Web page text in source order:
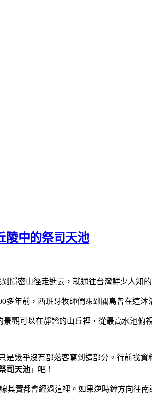
陵中的祭司天池
隱密山徑走進去，就通往台灣鮮少人知
多年前，西班牙牧師們來到關島曾在這沐
觀可以在靜謐的山丘裡，從最高水池俯
幾乎沒有部落客寫到這部分。行前找
司天池 」吧！
其實都會經過這裡。 如果逆時鐘方向往南